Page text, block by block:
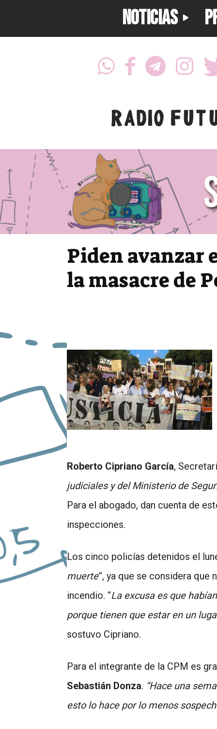
NOTICIAS
RADIO
Piden avanzar
la masacre de
Roberto Cipriano García,
judiciales y del Ministerio de
Para el abogado, dan cuenta de
inspecciones.
Los cinco policías detenidos el
muerte”, ya que se considera que
incendio. “La excusa es que
porque tienen que estar en un
sostuvo Cipriano.
Para el integrante de la CPM es
Sebastián Donza. “Hace una
esto lo hace por lo menos